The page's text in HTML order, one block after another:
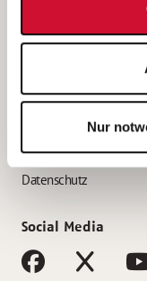
Nur
Bewerbung als
AWO Gliederungen
Impressum
Datenschutz
Social Media